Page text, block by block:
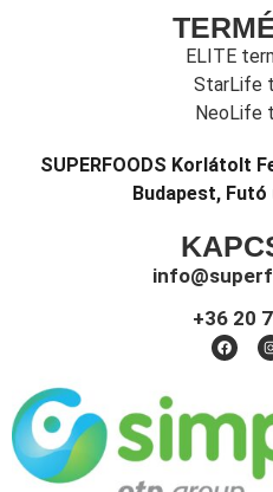
ELITE
StarLife
NeoLife
SUPERFOODS Korlátolt
Budapest, Futó
+36 20